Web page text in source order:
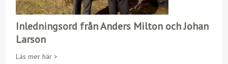
Inledningsord från Anders Milton och Johan
Larson
Läs mer här >